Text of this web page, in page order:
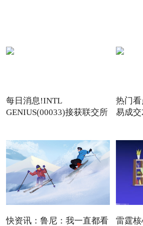
每日消息!INTL
GENIUS(00033)接获联交所
热门
易成交
快资讯：鲁尼：我一直都看
雷霆